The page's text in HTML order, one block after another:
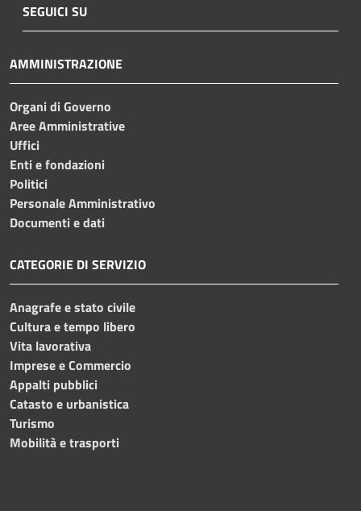
SEGUICI SU
AMMINISTRAZIONE
Organi di Governo
Aree Amministrative
Uffici
Enti e fondazioni
Politici
Personale Amministrativo
Documenti e dati
CATEGORIE DI SERVIZIO
Anagrafe e stato civile
Cultura e tempo libero
Vita lavorativa
Imprese e Commercio
Appalti pubblici
Catasto e urbanistica
Turismo
Mobilità e trasporti